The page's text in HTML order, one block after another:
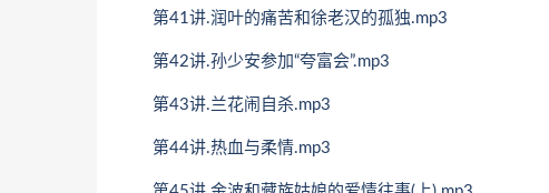
第41讲.润叶的痛苦和徐老汉的孤独.mp3
第42讲.孙少安参加“夸富会”.mp3
第43讲.兰花闹自杀.mp3
第44讲.热血与柔情.mp3